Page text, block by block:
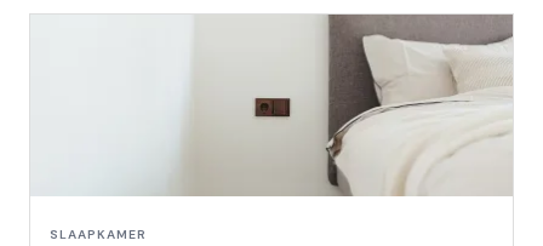
SLAAPKAMER